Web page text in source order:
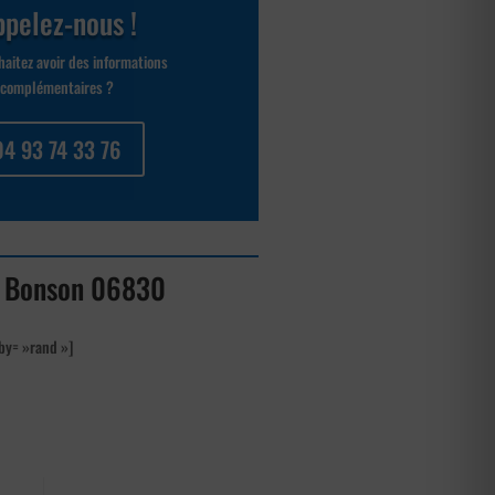
nous !
avoir des informations
complémentaires ?
93 74 33 76
06830
»rand »]